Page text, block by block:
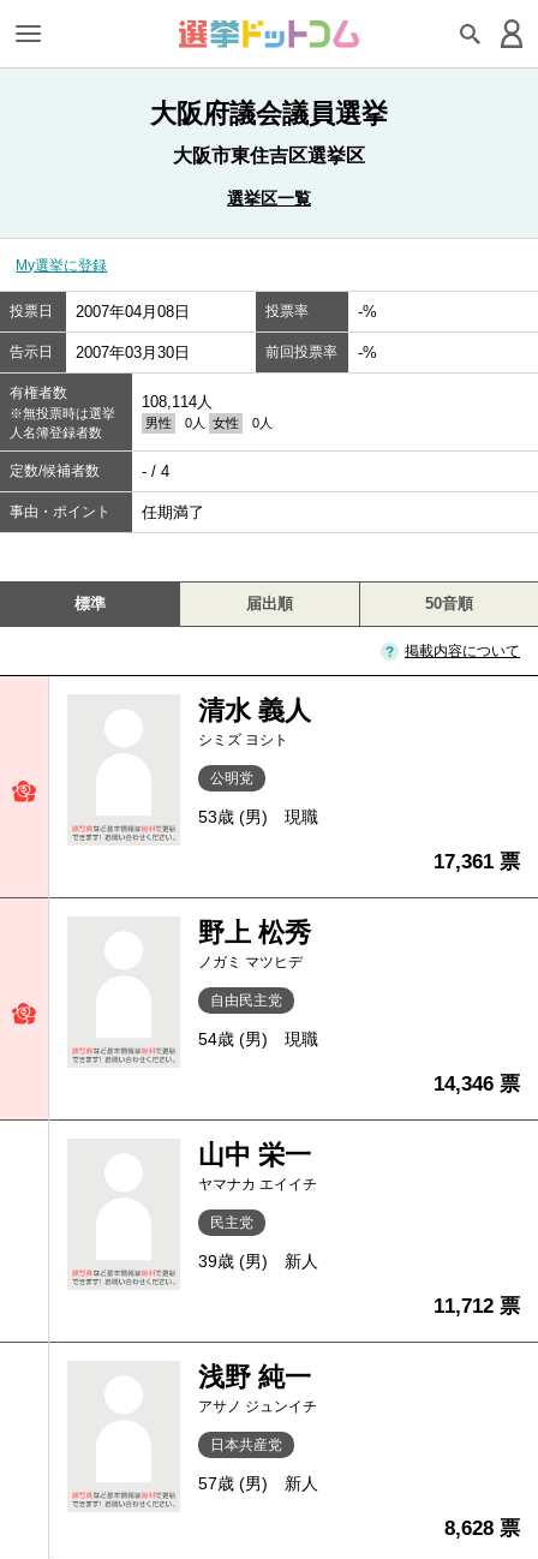
大阪府議会議員選挙
大阪市東住吉区選挙区
選挙区一覧
My選挙に登録
投票日 2007年04月08日 投票率 -%
告示日 2007年03月30日 前回投票率 -%
有権者数
※無投票時は選挙
人名簿登録者数
108,114人
男性 0人 女性 0人
定数/候補者数 - / 4
事由・ポイント 任期満了
標準 届出順 50音順
掲載内容について
清水 義人
シミズ ヨシト
公明党
53歳 (男) 現職
17,361 票
野上 松秀
ノガミ マツヒデ
自由民主党
54歳 (男) 現職
14,346 票
山中 栄一
ヤマナカ エイイチ
民主党
39歳 (男) 新人
11,712 票
浅野 純一
アサノ ジュンイチ
日本共産党
57歳 (男) 新人
8,628 票